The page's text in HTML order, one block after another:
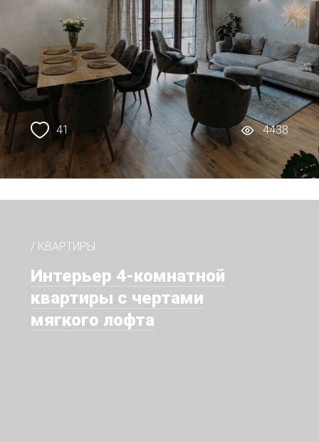
41 4438
/ КВАРТИРЫ
Интерьер 4-комнатной
квартиры с чертами
мягкого лофта